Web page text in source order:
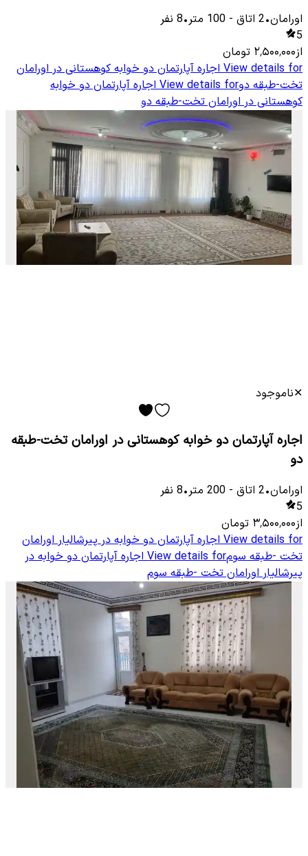
اورامان•
2 اتاق -
100 متر•
8 نفر
5
از۲٬۵۰۰٬۰۰۰ تومان
View details for اجاره آپارتمان دو خوابه کوهستانی در اورامان
تخت-طبقه دوView details for اجاره آپارتمان دو خوابه
کوهستانی در اورامان تخت-طبقه دو
✕ناموجود
اجاره آپارتمان دو خوابه کوهستانی در اورامان تخت-طبقه
دو
اورامان•
2 اتاق -
200 متر•
8 نفر
5
از۳٬۵۰۰٬۰۰۰ تومان
View details for اجاره آپارتمان دو خوابه در پیرشالیار اورامان
تخت -طبقه سومView details for اجاره آپارتمان دو خوابه در
پیرشالیار اورامان تخت -طبقه سوم